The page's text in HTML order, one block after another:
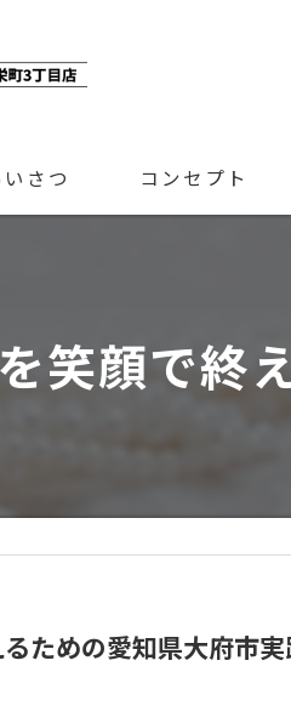
さつ コンセプト
笑顔で終
ための愛知県大府市